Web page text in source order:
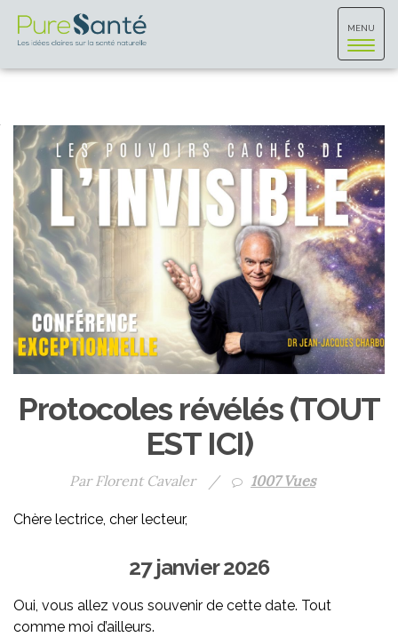
Toggle
MENU
Protocoles révélés (TOUT
EST ICI)
Par Florent Cavaler / 1007 Vues
Chère lectrice, cher lecteur,
27 janvier 2026
Oui, vous allez vous souvenir de cette date. Tout
comme moi d’ailleurs.